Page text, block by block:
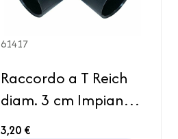
61417
Raccordo a T Reich
diam. 3 cm Impianto
Serbatoio Acqua
3,20 €